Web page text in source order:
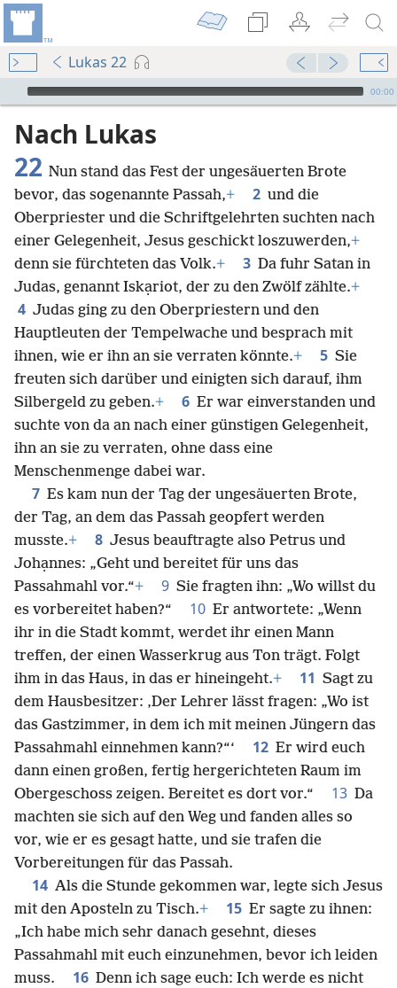
Lukas 22
Audio Player
00:00
Nach Lukas
22 Nun stand das Fest der ungesäuerten Brote
bevor, das sogenannte Passah,+ 2 und die
Oberpriester und die Schriftgelehrten suchten nach
einer Gelegenheit, Jesus geschickt loszuwerden,+
denn sie fürchteten das Volk.+ 3 Da fuhr Satan in
Judas, genannt Iskạriot, der zu den Zwölf zählte.+
4 Judas ging zu den Oberpriestern und den
Hauptleuten der Tempelwache und besprach mit
ihnen, wie er ihn an sie verraten könnte.+ 5 Sie
freuten sich darüber und einigten sich darauf, ihm
Silbergeld zu geben.+ 6 Er war einverstanden und
suchte von da an nach einer günstigen Gelegenheit,
ihn an sie zu verraten, ohne dass eine
Menschenmenge dabei war.
7 Es kam nun der Tag der ungesäuerten Brote,
der Tag, an dem das Passah geopfert werden
musste.+ 8 Jesus beauftragte also Petrus und
Johạnnes: „Geht und bereitet für uns das
Passahmahl vor.“+ 9 Sie fragten ihn: „Wo willst du
es vorbereitet haben?“
10 Er antwortete: „Wenn
ihr in die Stadt kommt, werdet ihr einen Mann
treffen, der einen Wasserkrug aus Ton trägt. Folgt
ihm in das Haus, in das er hineingeht.+ 11 Sagt zu
dem Hausbesitzer: ‚Der Lehrer lässt fragen: „Wo ist
das Gastzimmer, in dem ich mit meinen Jüngern das
Passahmahl einnehmen kann?“‘
12 Er wird euch
dann einen großen, fertig hergerichteten Raum im
Obergeschoss zeigen. Bereitet es dort vor.“
13 Da
machten sie sich auf den Weg und fanden alles so
vor, wie er es gesagt hatte, und sie trafen die
Vorbereitungen für das Passah.
14 Als die Stunde gekommen war, legte sich Jesus
mit den Aposteln zu Tisch.+ 15 Er sagte zu ihnen:
„Ich habe mich sehr danach gesehnt, dieses
Passahmahl mit euch einzunehmen, bevor ich leiden
muss.
16 Denn ich sage euch: Ich werde es nicht